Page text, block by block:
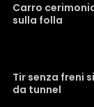
Carro
sulla folla
Tir senza freni
da tunnel